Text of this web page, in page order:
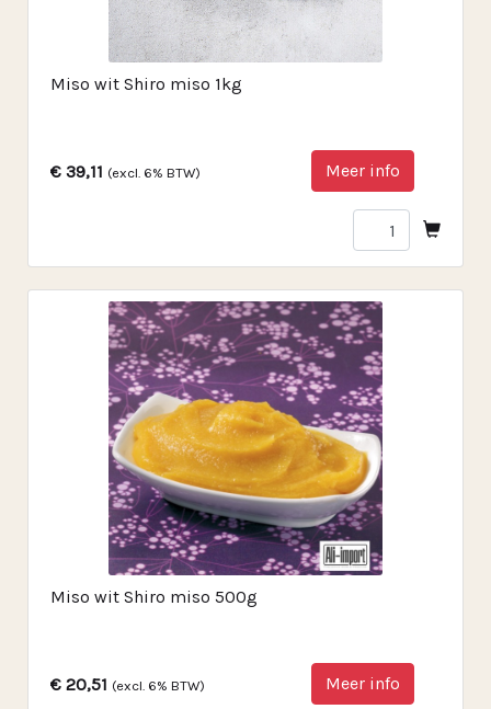
Miso wit Shiro miso 1kg
€ 39,11 (excl. 6% BTW) Meer info
Miso wit Shiro miso 500g
€ 20,51 (excl. 6% BTW) Meer info